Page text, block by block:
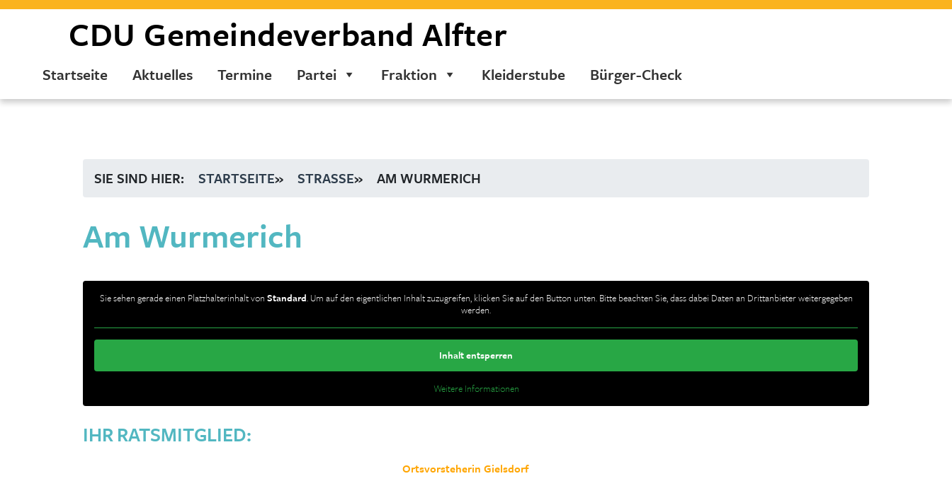
CDU Gemeindeverband Alfter
Startseite Aktuelles Termine Partei Fraktion Kleiderstube Bürger-Check
SIE SIND HIER: STARTSEITE» STRASSE » AM WURMERICH
Am Wurmerich
Sie sehen gerade einen Platzhalterinhalt von Standard. Um auf den eigentlichen Inhalt zuzugreifen, klicken Sie auf den Button unten. Bitte beachten Sie, dass dabei Daten an Drittanbieter weitergegeben
werden.
Inhalt entsperren
Weitere Informationen
IHR RATSMITGLIED:
Ortsvorsteherin Gielsdorf